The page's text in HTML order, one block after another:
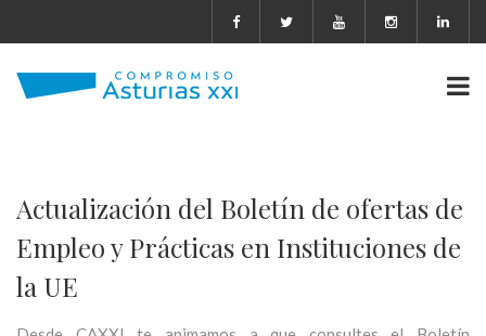
Actualización del Boletín de ofertas de
Empleo y Prácticas en Instituciones de
la UE